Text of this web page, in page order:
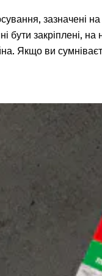
зазначені
бути
Якщо ви